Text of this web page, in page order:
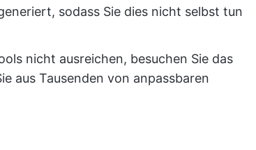
sodass Sie dies nicht selbst tun
nicht ausreichen, besuchen Sie das
aus Tausenden von anpassbaren